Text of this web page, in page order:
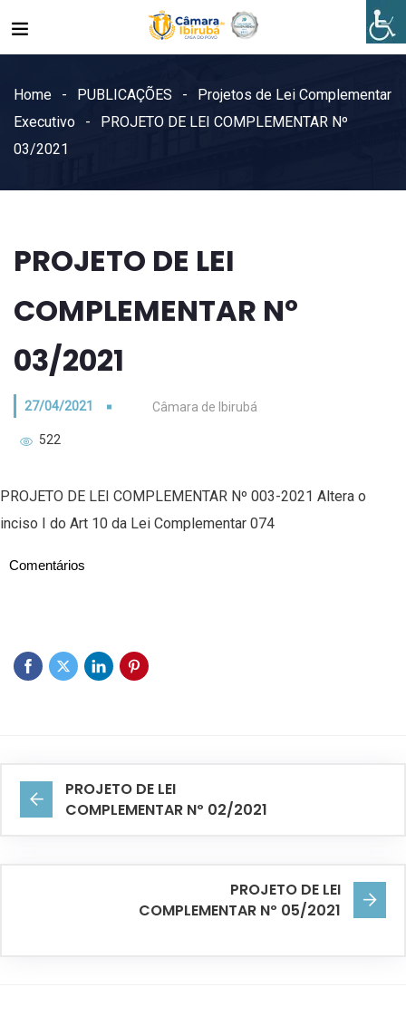
Home PUBLICAÇÕES
Projetos de Lei Complementar
Executivo
PROJETO DE LEI COMPLEMENTAR Nº
03/2021
PROJETO DE LEI
COMPLEMENTAR Nº
03/2021
27/04/2021 Câmara de Ibirubá
522
PROJETO DE LEI COMPLEMENTAR Nº 003-2021 Altera o
inciso I do Art 10 da Lei Complementar 074
Comentários
PROJETO DE LEI
COMPLEMENTAR Nº 02/2021
PROJETO DE LEI
COMPLEMENTAR Nº 05/2021